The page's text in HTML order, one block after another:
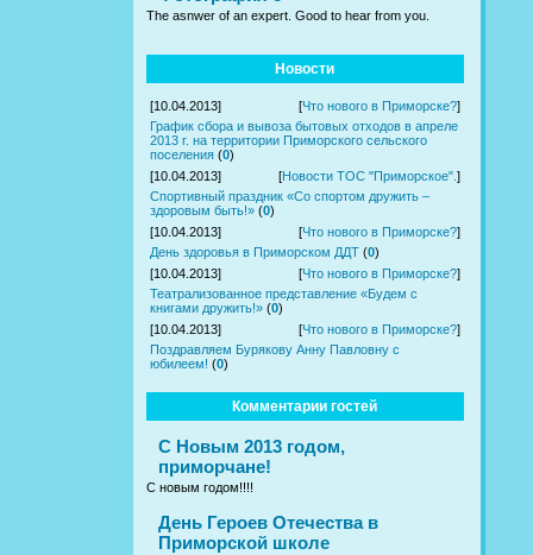
The asnwer of an expert. Good to hear from you.
Новости
[10.04.2013] [Что нового в Приморске?]
График сбора и вывоза бытовых отходов в апреле
2013 г. на территории Приморского сельского
поселения (0)
[10.04.2013]
[Новости ТОС "Приморское". ]
Спортивный праздник «Со спортом дружить –
здоровым быть!» (0)
[10.04.2013]
[Что нового в Приморске?]
День здоровья в Приморском ДДТ (0)
[10.04.2013]
[Что нового в Приморске?]
Театрализованное представление «Будем с
книгами дружить!» (0)
[10.04.2013]
[Что нового в Приморске?]
Поздравляем Бурякову Анну Павловну с
юбилеем! (0)
Комментарии гостей
С Новым 2013 годом,
приморчане!
С новым годом!!!!
День Героев Отечества в
Приморской школе